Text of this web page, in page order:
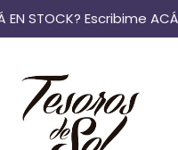
EN STOCK? Escribime